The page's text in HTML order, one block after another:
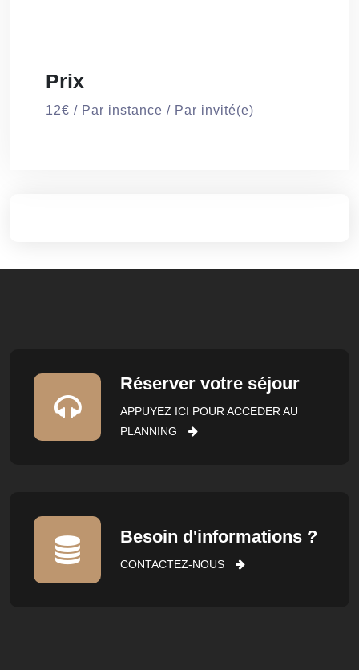
Prix
12€ / Par instance / Par invité(e)
Réserver votre séjour
APPUYEZ ICI POUR ACCEDER AU
PLANNING
Besoin d'informations ?
CONTACTEZ-NOUS